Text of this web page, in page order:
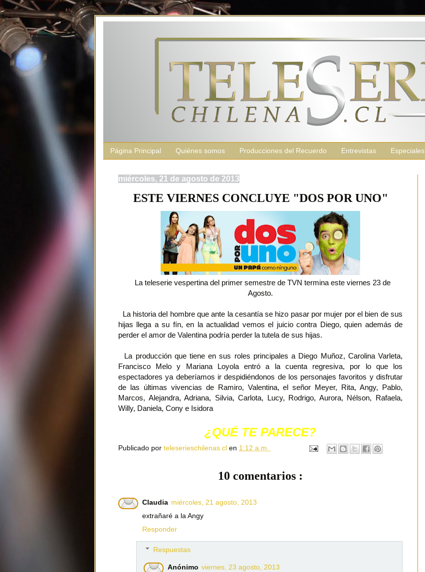
Página Principal Quiénes somos Producciones del Recuerdo Entrevistas Especiales
miércoles, 21 de agosto de 2013
ESTE VIERNES CONCLUYE "DOS POR UNO"
La teleserie vespertina del primer semestre de TVN termina este viernes 23 de
Agosto.
La historia del hombre que ante la cesantía se hizo pasar por mujer por el bien de sus
hijas llega a su fín, en la actualidad vemos el juicio contra Diego, quien además de
perder el amor de Valentina podría perder la tutela de sus hijas.
La producción que tiene en sus roles principales a Diego Muñoz, Carolina Varleta,
Francisco Melo y Mariana Loyola entró a la cuenta regresiva, por lo que los
espectadores ya deberíamos ir despidiéndonos de los personajes favoritos y disfrutar
de las últimas vivencias de Ramiro, Valentina, el señor Meyer, Rita, Angy, Pablo,
Marcos, Alejandra, Adriana, Silvia, Carlota, Lucy, Rodrigo, Aurora, Nélson, Rafaela,
Willy, Daniela, Cony e Isidora
¿QUÉ TE PARECE?
Publicado por teleserieschilenas.cl en 1:12 a.m.
10 comentarios :
Claudia miércoles, 21 agosto, 2013
extrañaré a la Angy
Responder
Respuestas
Anónimo viernes, 23 agosto, 2013